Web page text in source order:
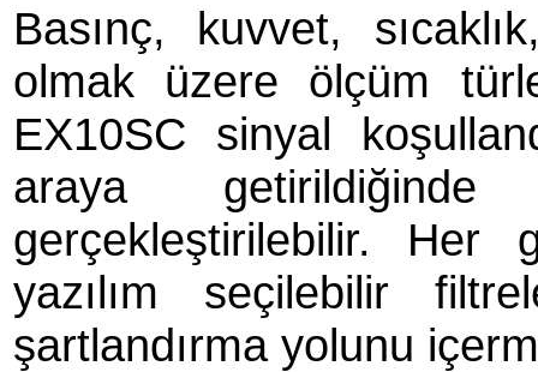
Basınç, kuvvet,
olmak üzere ölçüm
EX10SC sinyal
araya
gerçekleştirilebilir. Her
yazılım seçilebilir
şartlandırma yolunu